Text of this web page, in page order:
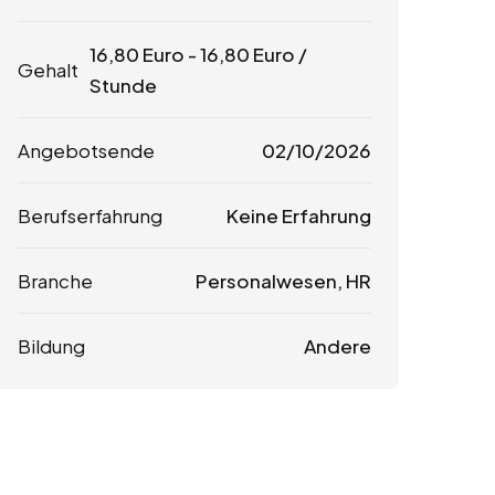
Gehalt
16,80 Euro -16,80 Euro /
Stunde
Angebotsende 02/10/2026
Berufserfahrung Keine Erfahrung
Branche Personalwesen, HR
Bildung Andere